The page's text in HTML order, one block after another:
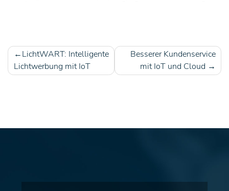
Beitragsnavigation
LichtWART: Intelligente
Lichtwerbung mit IoT
Besserer Kundenservice
mit IoT und Cloud